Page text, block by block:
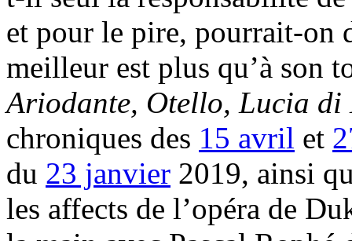
et pour le pire, pourrait-on
meilleur est plus qu’à son
Ariodante, Otello, Lucia
chroniques des 15 avril et
du 23 janvier 2019, ainsi
les affects de l’opéra de